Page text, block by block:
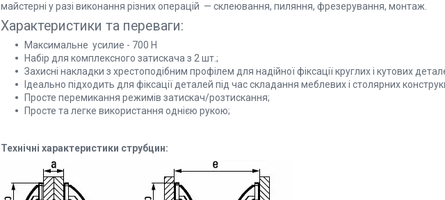
майстерні у разі виконання різних операцій — склеювання, пиляння, фрезерування, монтаж.
Характеристики та переваги:
Максимальне усилие - 700 Н
Набір для комплексного затискача з 2 шт.;
Захисні накладки з хрестоподібним профілем для надійної фіксації круглих і кутових
Ідеально підходить для фіксації деталей під час складання меблевих і столярних
Просте перемикання режимів затискач/розтискання;
Просте та легке використання однією рукою;
Технічні характеристики струбцин: